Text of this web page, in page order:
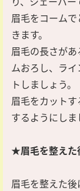
眉毛をコーム
きます。
眉毛の長さが
ムおろし、ラ
トしましょう。
眉毛をカット
するようにしま
★眉毛を整えた
眉毛を整えた